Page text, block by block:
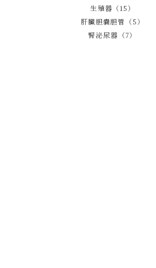
生殖器（15）
肝臓胆嚢胆管（5）
腎泌尿器（7）